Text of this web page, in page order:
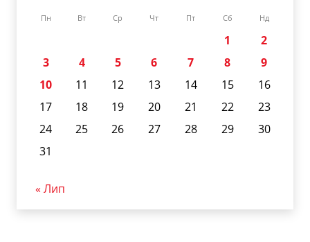
Пн Вт Ср Чт Пт Сб Нд
1
2
3
4 5 6 7 8
9
10
11 12 13 14 15
16
17
18 19 20 21 22
23
24
25 26 27 28 29
30
31
« Лип